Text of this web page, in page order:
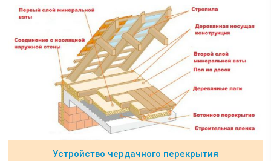
Устройство чердачного перекрытия